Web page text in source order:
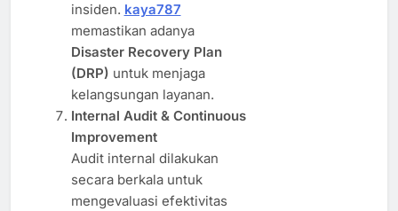
insiden. kaya787
memastikan adanya
Disaster Recovery Plan
(DRP) untuk menjaga
kelangsungan layanan.
Internal Audit & Continuous
Improvement
Audit internal dilakukan
secara berkala untuk
mengevaluasi efektivitas